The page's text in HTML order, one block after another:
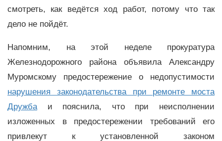
смотреть, как ведётся ход работ, потому что так
дело не пойдёт.
Напомним, на этой неделе прокуратура
Железнодорожного района объявила Александру
Муромскому предостережение о недопустимости
нарушения законодательства при ремонте моста
Дружбаи пояснила, что при неисполнении
изложенных в предостережении требований его
привлекут к установленной законом